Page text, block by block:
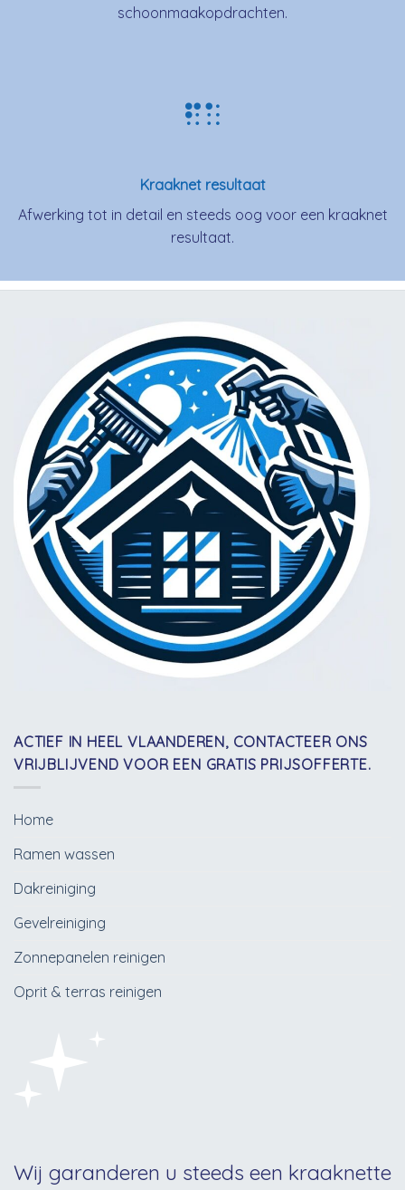
schoonmaakopdrachten.
Kraaknet resultaat
Afwerking tot in detail en steeds oog voor een kraaknet
resultaat.
ACTIEF IN HEEL VLAANDEREN, CONTACTEER ONS
VRIJBLIJVEND VOOR EEN GRATIS PRIJSOFFERTE.
Home
Ramen wassen
Dakreiniging
Gevelreiniging
Zonnepanelen reinigen
Oprit & terras reinigen
Wij garanderen u steeds een kraaknette